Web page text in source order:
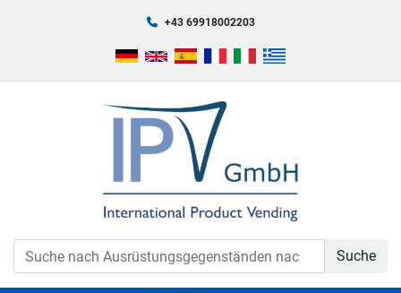
+43 69918002203
Suche